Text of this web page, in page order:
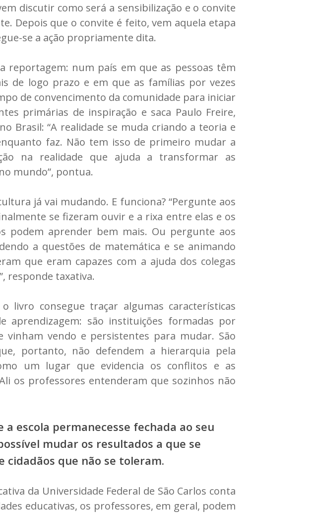
discutir como será a sensibilização e o convite
Depois que o convite é feito, vem aquela etapa
se a ação propriamente dita.
num país em que as pessoas têm
de logo prazo e em que as famílias por vezes
de convencimento da comunidade para iniciar
primárias de inspiração e saca Paulo Freire,
Brasil: “A realidade se muda criando a teoria e
faz. Não tem isso de primeiro mudar a
na realidade que ajuda a transformar as
mundo”, pontua.
já vai mudando. E funciona? “Pergunte aos
se fizeram ouvir e a rixa entre elas e os
podem aprender bem mais. Ou pergunte aos
a questões de matemática e se animando
que eram capazes com a ajuda dos colegas
responde taxativa.
livro consegue traçar algumas características
aprendizagem: são instituições formadas por
vinham vendo e persistentes para mudar. São
portanto, não defendem a hierarquia pela
um lugar que evidencia os conflitos e as
os professores entenderam que sozinhos não
escola permanecesse fechada ao seu
mudar os resultados a que se
cidadãos que não se toleram.
da Universidade Federal de São Carlos conta
educativas, os professores, em geral, podem